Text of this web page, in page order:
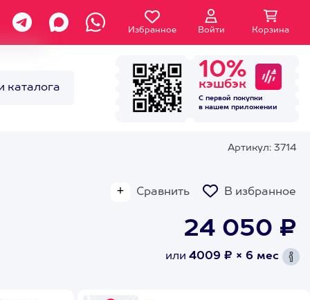
Избранное Войти Корзина
каталога
10%
кэшбэк
С первой покупки
в нашем приложении
Артикул: 3714
Сравнить В избранное
24 050 ₽
или 4009 ₽ × 6 мес